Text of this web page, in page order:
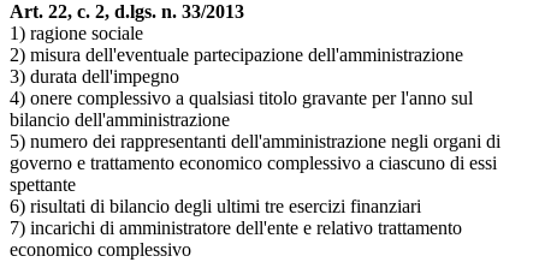
Art. 22, c. 2, d.lgs. n. 33/2013
1) ragione sociale
2) misura dell'eventuale partecipazione dell'amministrazione
3) durata dell'impegno
4) onere complessivo a qualsiasi titolo gravante per l'anno sul
bilancio dell'amministrazione
5) numero dei rappresentanti dell'amministrazione negli organi di
governo e trattamento economico complessivo a ciascuno di essi
spettante
6) risultati di bilancio degli ultimi tre esercizi finanziari
7) incarichi di amministratore dell'ente e relativo trattamento
economico complessivo